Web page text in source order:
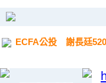
ECFA公投 謝長廷